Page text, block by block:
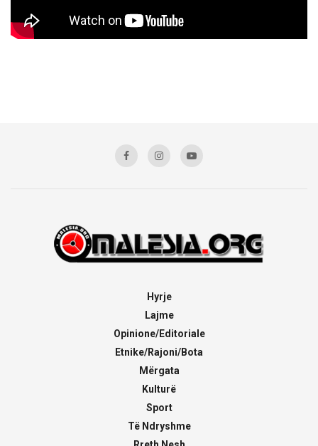
Hyrje
Lajme
Opinione/Editoriale
Etnike/Rajoni/Bota
Mërgata
Kulturë
Sport
Të Ndryshme